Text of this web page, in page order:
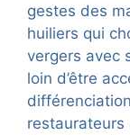
gestes des
huiliers qui
vergers avec
loin d’être